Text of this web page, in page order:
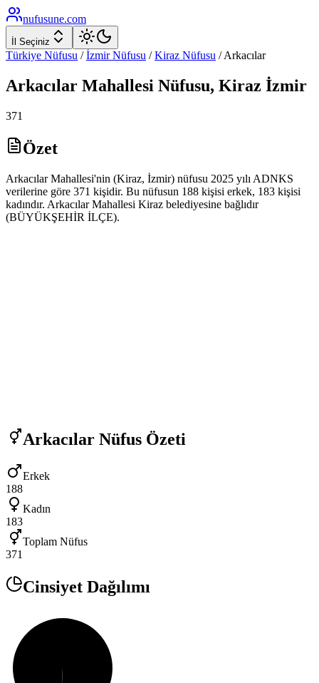
nufusune.com
İl Seçiniz
Türkiye Nüfusu / İzmirNüfusu / Kiraz Nüfusu /Arkacılar
Arkacılar Mahallesi Nüfusu, Kiraz İzmir
371
Özet
Arkacılar Mahallesi'nin (Kiraz, İzmir) nüfusu 2025 yılı ADNKS
verilerine göre 371 kişidir. Bu nüfusun 188 kişisi erkek, 183 kişisi
kadındır. Arkacılar Mahallesi Kiraz belediyesine bağlıdır
(BÜYÜKŞEHİR İLÇE).
Arkacılar Nüfus Özeti
Erkek
188
Kadın
183
Toplam Nüfus
371
Cinsiyet Dağılımı